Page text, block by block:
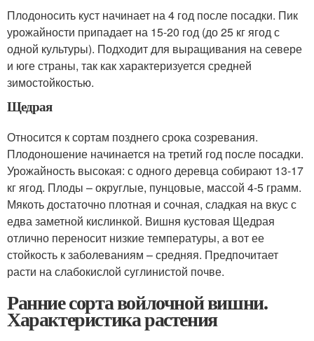
Плодоносить куст начинает на 4 год после посадки. Пик
урожайности припадает на 15-20 год (до 25 кг ягод с
одной культуры). Подходит для выращивания на севере
и юге страны, так как характеризуется средней
зимостойкостью.
Щедрая
Относится к сортам позднего срока созревания.
Плодоношение начинается на третий год после посадки.
Урожайность высокая: с одного деревца собирают 13-17
кг ягод. Плоды – округлые, пунцовые, массой 4-5 грамм.
Мякоть достаточно плотная и сочная, сладкая на вкус с
едва заметной кислинкой. Вишня кустовая Щедрая
отлично переносит низкие температуры, а вот ее
стойкость к заболеваниям – средняя. Предпочитает
расти на слабокислой суглинистой почве.
Ранние сорта войлочной вишни.
Характеристика растения